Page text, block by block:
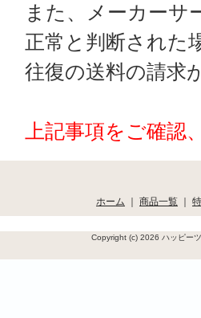
また、メーカーサ
正常と判断された
往復の送料の請求
上記事項をご確
ホーム ｜ 商品一覧 ｜
Copyright (c) 2026 ハッピー